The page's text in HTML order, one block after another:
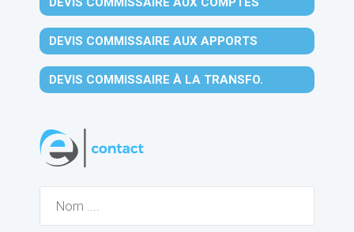
DEVIS COMMISSAIRE AUX APPORTS
DEVIS COMMISSAIRE À LA TRANSFO.